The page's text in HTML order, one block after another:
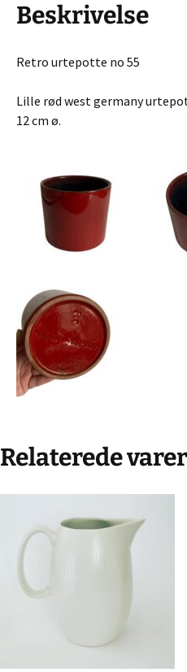
Beskrivelse
Retro urtepotte no 55
Lille rød west germany
12 cm ø.
Relaterede varer